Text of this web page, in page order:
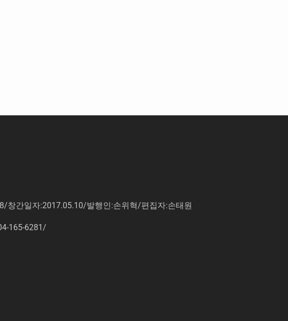
창간일자:2017.05.10/발행인:손위혁/편집자:손태원
165-6281/